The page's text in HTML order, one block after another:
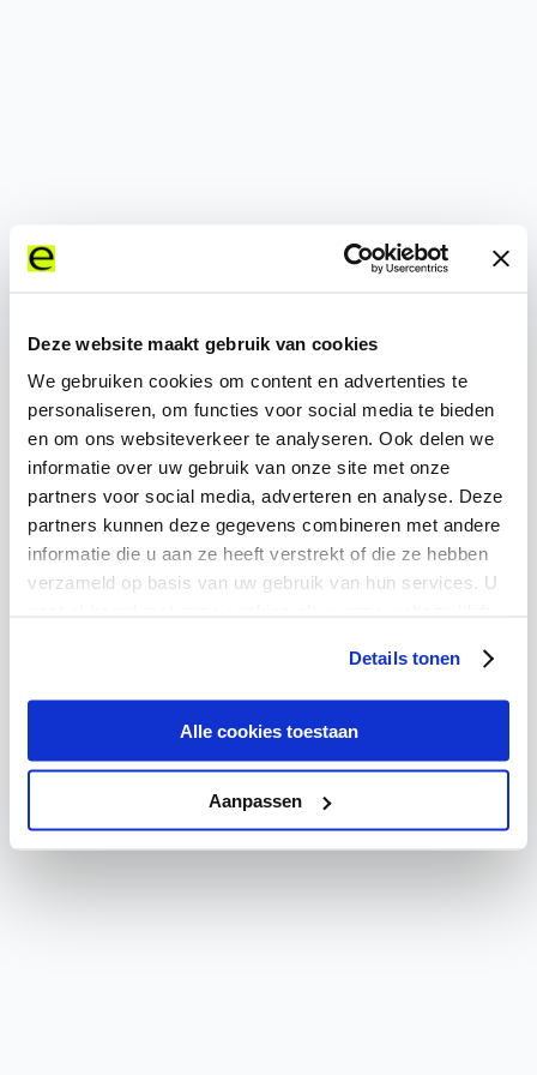
Deze website maakt gebruik van cookies
We gebruiken cookies om content en advertenties te
personaliseren, om functies voor social media te bieden
en om ons websiteverkeer te analyseren. Ook delen we
informatie over uw gebruik van onze site met onze
partners voor social media, adverteren en analyse. Deze
partners kunnen deze gegevens combineren met andere
informatie die u aan ze heeft verstrekt of die ze hebben
verzameld op basis van uw gebruik van hun services. U
Details tonen
Alle cookies toestaan
Aanpassen
500
Critical Error
A critical error has occurred. Please refresh the page or
Try again Go Home